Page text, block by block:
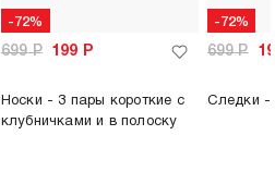
-72%
699Р 199 Р
Носки - 3 пары короткие с
клубничками и в полоску
-72%
699Р
Следки -